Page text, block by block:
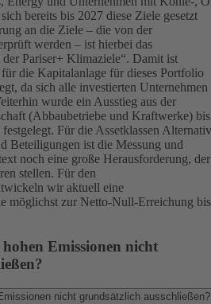
bereits bis 2027 diese Ziele gesetzt
an die Ziele – die von der
werden – ist hierbei das
Pariser+ Klimaziele“. Damit ist
die Kapitalanlage für dieses Portfolio
da sich alle investierten Unternehmen
wurde ein Ausstieg aus der
(Abbaubetriebe und Kraftwerke) bis
Für die Assetklassen
Beteiligungen ist die Messung und
noch eine große Herausforderung, der
stellen. Für den
wir aktuell eine
möglichst zur Netto-Null-Erreichung bis
Emissionen nicht
nicht grundsätzlich ausschließen?